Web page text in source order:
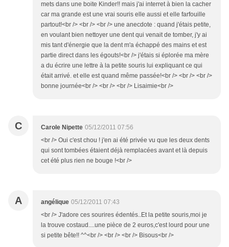
mets dans une boite Kinder!! mais j'ai interret à bien la cacher
car ma grande est une vrai souris elle aussi et elle farfouille
partout!<br /> <br /> <br /> une anecdote : quand j'étais petite,
en voulant bien nettoyer une dent qui venait de tomber, j'y ai
mis tant d'énergie que la dent m'a échappé des mains et est
partie direct dans les égouts!<br /> j'étais si éplorée ma mère
a du écrire une lettre à la petite souris lui expliquant ce qui
était arrivé. et elle est quand même passée!<br /> <br /> <br />
bonne journée<br /> <br /> <br /> Lisaimie<br />
C Carole Nipette 05/12/2011 07:56
<br /> Oui c'est chou ! j'en ai été privée vu que les deux dents
qui sont tombées étaient déjà remplacées avant et là depuis
cet été plus rien ne bouge !<br />
A angélique 05/12/2011 07:43
<br /> J'adore ces sourires édentés..Et la petite souris,moi je
la trouve costaud....une pièce de 2 euros,c'est lourd pour une
si petite bête!! ^^<br /> <br /> <br /> Bisous<br />